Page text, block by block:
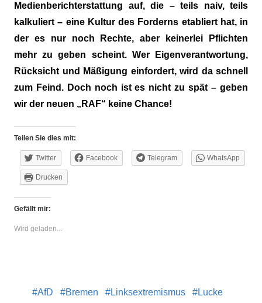
Medienberichterstattung auf, die – teils naiv, teils
kalkuliert – eine Kultur des Forderns etabliert hat, in
der es nur noch Rechte, aber keinerlei Pflichten
mehr zu geben scheint. Wer Eigenverantwortung,
Rücksicht und Mäßigung einfordert, wird da schnell
zum Feind. Doch noch ist es nicht zu spät – geben
wir der neuen „RAF“ keine Chance!
Teilen Sie dies mit:
Twitter Facebook Telegram WhatsApp
Drucken
Gefällt mir:
Wird geladen...
AfD Bremen Linksextremismus Lucke